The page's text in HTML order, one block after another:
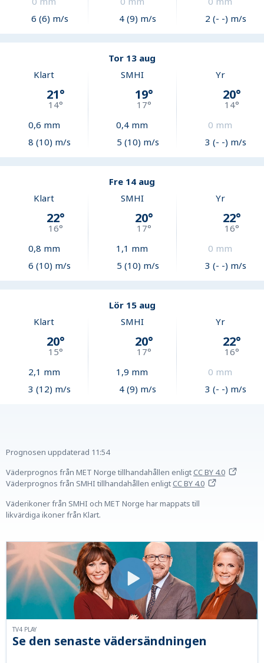
6 (6) m/s
4 (9) m/s
2 (- -) m/s
Tor 13 aug
Klart
21°
14°
0,6 mm
8 (10) m/s
SMHI
19°
17°
0,4 mm
5 (10) m/s
Yr
20°
14°
0 mm
3 (- -) m/s
Fre 14 aug
Klart
22°
16°
0,8 mm
6 (10) m/s
SMHI
20°
17°
1,1 mm
5 (10) m/s
Yr
22°
16°
0 mm
3 (- -) m/s
Lör 15 aug
Klart
20°
15°
2,1 mm
3 (12) m/s
SMHI
20°
17°
1,9 mm
4 (9) m/s
Yr
22°
16°
0 mm
3 (- -) m/s
Prognosen uppdaterad 11:54
Väderprognos från MET Norge tillhandahållen enligtCC BY 4.0
Väderprognos från SMHI tillhandahållen enligtCC BY 4.0
Väderikoner från SMHI och MET Norge har mappats till
likvärdiga ikoner från Klart.
Se den senaste vädersändningen
TV4 PLAY